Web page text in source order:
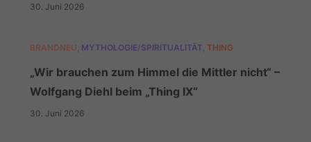
30. Juni 2026
BRANDNEU MYTHOLOGIE/SPIRITUALITÄT THING
„Wir brauchen zum Himmel die Mittler nicht“ –
Wolfgang Diehl beim „Thing IX“
30. Juni 2026